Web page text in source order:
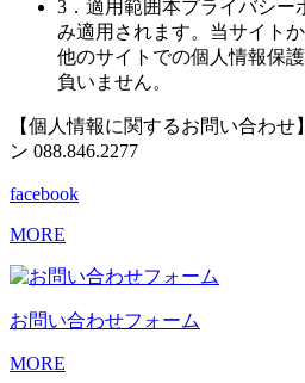
3．適用範囲本プライバシー
み適用されます。当サイト
他のサイトでの個人情報保
負いません。
【個人情報に関するお問い合わ
ン 088.846.2277
facebook
MORE
お問い合わせフォーム
MORE